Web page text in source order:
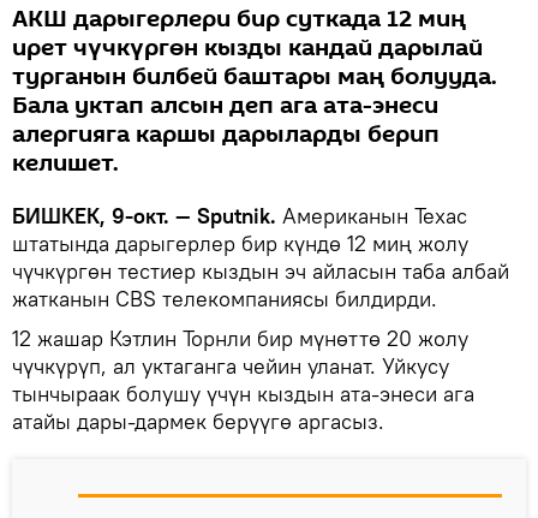
АКШ дарыгерлери бир суткада 12 миң
ирет чүчкүргөн кызды кандай дарылай
турганын билбей баштары маң болууда.
Бала уктап алсын деп ага ата-энеси
алергияга каршы дарыларды берип
келишет.
БИШКЕК, 9-окт. — Sputnik. Американын Техас
штатында дарыгерлер бир күндө 12 миң жолу
чүчкүргөн тестиер кыздын эч айласын таба албай
жатканын CBS телекомпаниясы билдирди.
12 жашар Кэтлин Торнли бир мүнөттө 20 жолу
чүчкүрүп, ал уктаганга чейин уланат. Уйкусу
тынчыраак болушу үчүн кыздын ата-энеси ага
атайы дары-дармек берүүгө аргасыз.